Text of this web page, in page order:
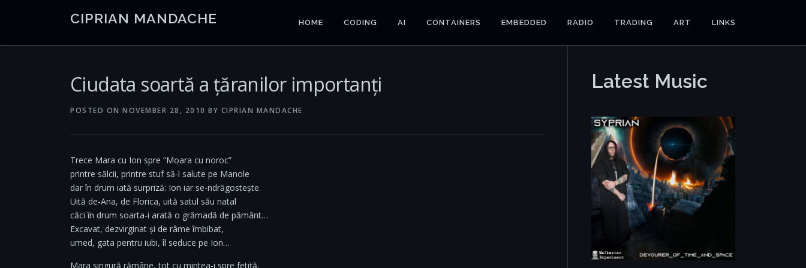
CIPRIAN MANDACHE HOME CODING AI CONTAINERS EMBEDDED RADIO TRADING ART LINKS
Ciudata soartă a țăranilor importanți
POSTED ON NOVEMBER 28, 2010 BY CIPRIAN MANDACHE
Trece Mara cu Ion spre “Moara cu noroc”
printre sălcii, printre stuf să-l salute pe Manole
dar în drum iată surpriză: Ion iar se-ndrăgostește.
Uită de-Ana, de Florica, uită satul său natal
căci în drum soarta-i arată o grămadă de pământ…
Excavat, dezvirginat și de râme îmbibat,
umed, gata pentru iubi, îl seduce pe Ion…
Mara singură rămâne, tot cu mintea-i spre fetiță,
Latest Music